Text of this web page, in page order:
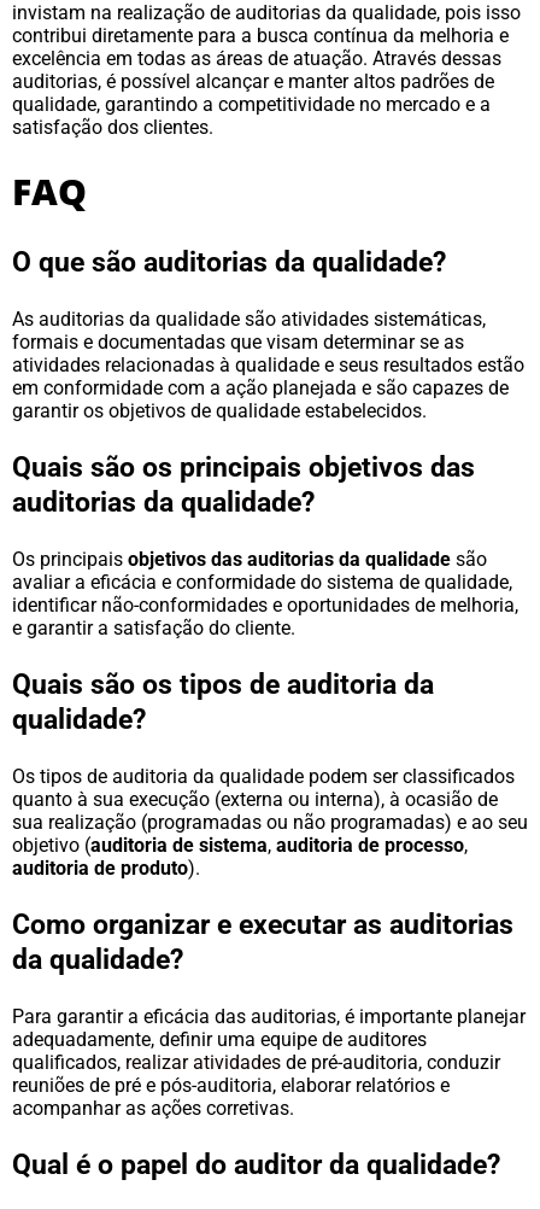
invistam na realização de auditorias da qualidade, pois isso
contribui diretamente para a busca contínua da melhoria e
excelência em todas as áreas de atuação. Através dessas
auditorias, é possível alcançar e manter altos padrões de
qualidade, garantindo a competitividade no mercado e a
satisfação dos clientes.
FAQ
O que são auditorias da qualidade?
As auditorias da qualidade são atividades sistemáticas,
formais e documentadas que visam determinar se as
atividades relacionadas à qualidade e seus resultados estão
em conformidade com a ação planejada e são capazes de
garantir os objetivos de qualidade estabelecidos.
Quais são os principais objetivos das
auditorias da qualidade?
Os principais objetivos das auditorias da qualidade são
avaliar a eficácia e conformidade do sistema de qualidade,
identificar não-conformidades e oportunidades de melhoria,
e garantir a satisfação do cliente.
Quais são os tipos de auditoria da
qualidade?
Os tipos de auditoria da qualidade podem ser classificados
quanto à sua execução (externa ou interna), à ocasião de
sua realização (programadas ou não programadas) e ao seu
objetivo (auditoria de sistema, auditoria de processo,
auditoria de produto).
Como organizar e executar as auditorias
da qualidade?
Para garantir a eficácia das auditorias, é importante planejar
adequadamente, definir uma equipe de auditores
qualificados, realizar atividades de pré-auditoria, conduzir
reuniões de pré e pós-auditoria, elaborar relatórios e
acompanhar as ações corretivas.
Qual é o papel do auditor da qualidade?